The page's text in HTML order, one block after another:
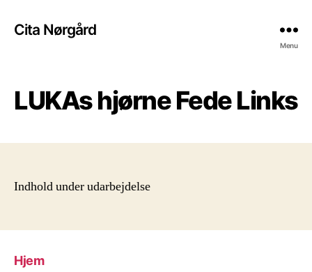
Cita Nørgård
Menu
LUKAs hjørne Fede Links
Indhold under udarbejdelse
Hjem